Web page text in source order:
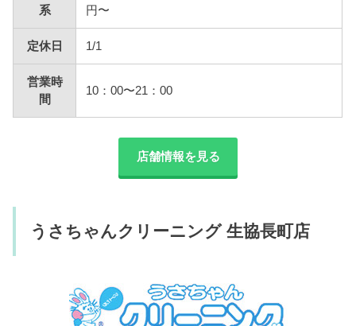
系
円〜
定休日 1/1
営業時
間
10：00〜21：00
店舗情報を見る
うさちゃんクリーニング 生協長町店